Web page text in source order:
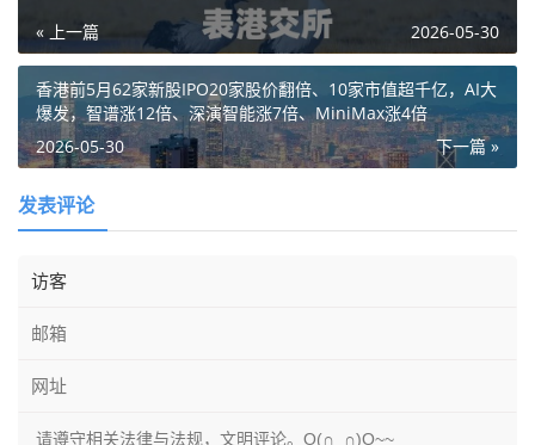
« 上一篇 2026-05-30
香港前5月62家新股IPO20家股价翻倍、10家市值超千亿，AI大
爆发，智谱涨12倍、深演智能涨7倍、MiniMax涨4倍
下一篇 »
2026-05-30
发表评论